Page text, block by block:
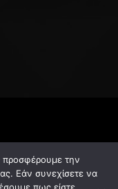
προσφέρουμε την
Εάν συνεχίσετε να